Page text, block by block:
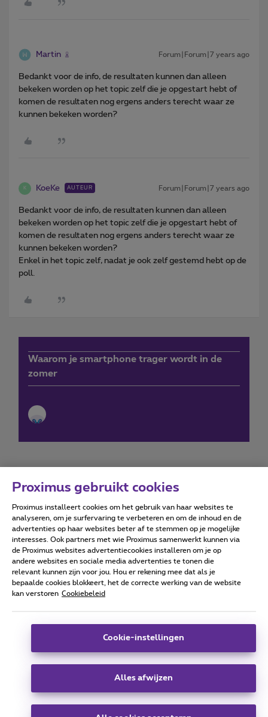
Martin Forum|Forum|7 years ago
Bedankt voor de info, de resultaten kunnen dan alleen
bekeken worden op het topic zelf die je opgestart hebt of
komen de resultaten nog ergens anders terecht waar ze
kunnen bekeken worden?
K KoeKe AUTEUR Forum|Forum|7 years ago
Bedankt voor de info, de resultaten kunnen dan alleen
bekeken worden op het topic zelf die je opgestart hebt of
komen de resultaten nog ergens anders terecht waar ze
kunnen bekeken worden?
Enkel in het topic zelf, nadat je ook zelf gestemd hebt op de
poll.
Waarom je smartphone trager wordt in de
zomer
Forumvoorwaarden Accessibility statement
Alle rechten voorbehouden. © Proximus
Algemene voorwaarden, consumenteninfo
Deze website is gecreëerd en wordt beheerd conform het
Koning Albert II-laan 27 - B-1030 Brussel.
Carrier & Wholesale Solutions
Proximus gebruikt cookies
Proximus installeert cookies om het gebruik van haar websites te
analyseren, om je surfervaring te verbeteren en om de inhoud en de
advertenties op haar websites beter af te stemmen op je mogelijke
interesses. Ook partners met wie Proximus samenwerkt kunnen via
de Proximus websites advertentiecookies installeren om je op
andere websites en sociale media advertenties te tonen die
relevant kunnen zijn voor jou. Hou er rekening mee dat als je
bepaalde cookies blokkeert, het de correcte werking van de website
kan verstoren Cookiebeleid
Cookie-instellingen
Alles afwijzen